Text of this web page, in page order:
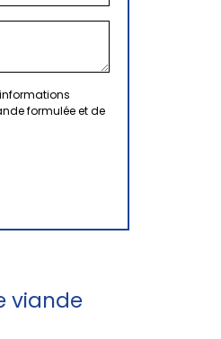
formulée et de
viande